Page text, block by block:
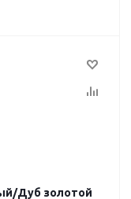
Дуб золотой